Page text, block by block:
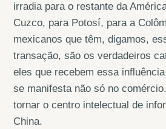
irradia para o restante da
Cuzco, para Potosí, para a
mexicanos que têm, digamos,
transação, são os verdadeiros
eles que recebem essa
se manifesta não só no
tornar o centro intelectual de
China.